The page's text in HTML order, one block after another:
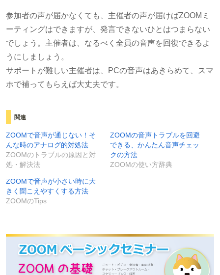
参加者の声が届かなくても、主催者の声が届けばZOOMミ
ーティングはできますが、発言できないひとはつまらない
でしょう。主催者は、なるべく全員の音声を回復できるよ
うにしましょう。
サポートが難しい主催者は、PCの音声はあきらめて、スマ
ホで補ってもらえば大丈夫です。
関連
ZOOMで音声が通じない！そ
んな時のアナログ的対処法
ZOOMのトラブルの原因と対
処・解決法
ZOOMの音声トラブルを回避
できる、かんたん音声チェッ
クの方法
ZOOMの使い方辞典
ZOOMで音声が小さい時に大
きく聞こえやすくする方法
ZOOMのTips